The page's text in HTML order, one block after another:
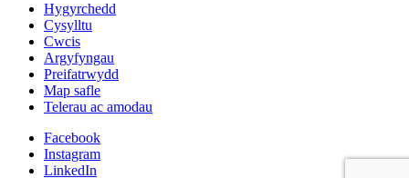
Hygyrchedd
Cysylltu
Cwcis
Argyfyngau
Preifatrwydd
Map safle
Telerau ac amodau
Facebook
Instagram
LinkedIn